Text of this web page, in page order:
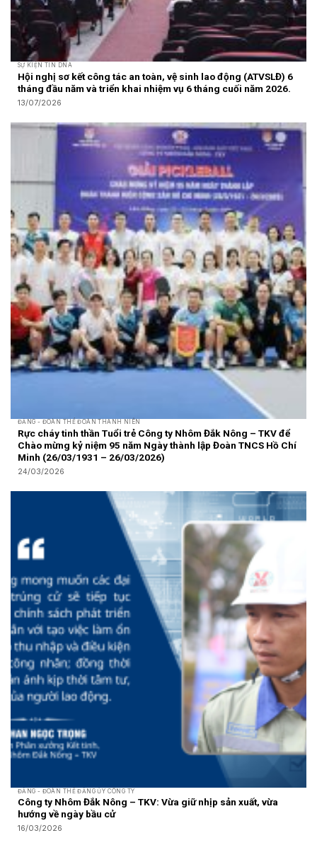
SỰ KIỆN TIN DNA
Hội nghị sơ kết công tác an toàn, vệ sinh lao động (ATVSLĐ) 6
tháng đầu năm và triển khai nhiệm vụ 6 tháng cuối năm 2026.
13/07/2026
ĐẢNG - ĐOÀN THỂ ĐOÀN THANH NIÊN
Rực cháy tinh thần Tuổi trẻ Công ty Nhôm Đắk Nông – TKV để
Chào mừng kỷ niệm 95 năm Ngày thành lập Đoàn TNCS Hồ Chí
Minh (26/03/1931 – 26/03/2026)
24/03/2026
ĐẢNG - ĐOÀN THỂ ĐẢNG ỦY CÔNG TY
Công ty Nhôm Đắk Nông – TKV: Vừa giữ nhịp sản xuất, vừa
hướng về ngày bầu cử
16/03/2026